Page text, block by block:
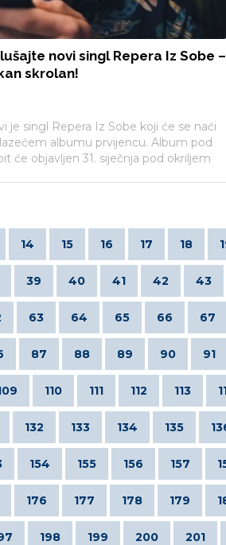
novi singl Repera Iz Sobe –
skrolan!
je singl Repera Iz Sobe koji će se naći
albumu prvijencu. Album pod
će objavljen 31. siječnja pod okriljem
14 15 16 17 18
39 40 41 42 43
63 64 65 66 67
87 88 89 90 91
110 111 112 113
132 133 134 135
154 155 156 157
176 177 178 179
198 199 200 201